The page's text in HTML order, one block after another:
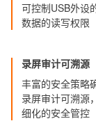
可控制USB外设
数据的读写权限
录屏审计可溯源
丰富的安全策略
录屏审计可溯源
细化的安全管控